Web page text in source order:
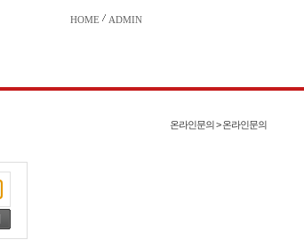
HOME ADMIN
온라인문의 > 온라인문의